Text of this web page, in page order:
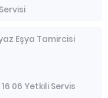
Eşya Tamircisi
06 Yetkili Servis